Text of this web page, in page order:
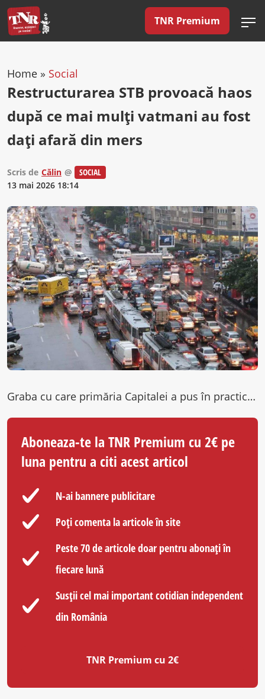
TNR Premium
Home » Social
Restructurarea STB provoacă haos
după ce mai mulți vatmani au fost
dați afară din mers
Scris de Călin @
SOCIAL
13 mai 2026 18:14
Graba cu care primăria Capitalei a pus în practică restructurarea STB a creat haos în traficul din oraș. Dintr-un exces…
Aboneaza-te la TNR Premium cu 2€ pe
luna pentru a citi acest articol
N-ai bannere publicitare
Poți comenta la articole în site
Peste 70 de articole doar pentru abonați în
fiecare lună
Susții cel mai important cotidian independent
din România
TNR Premium cu 2€